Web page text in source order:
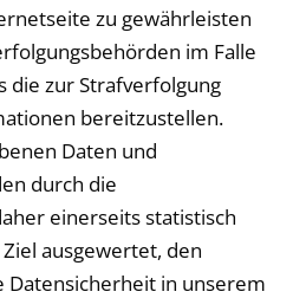
zu gewährleisten
im Falle
die zur Strafverfolgung
bereitzustellen.
Daten und
durch die
einerseits statistisch
ausgewertet, den
Datensicherheit in unserem